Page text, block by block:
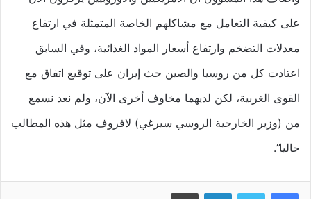
على كيفية التعامل مع مشاكلهم الخاصة المتمثلة في ارتفاع
معدلات التضخم وارتفاع أسعار المواد الغذائية، وفي السابق
اعتادت كل من روسيا والصين حث إيران على توقيع اتفاق مع
القوى الغربية، لكن لديهما مخاوف أخرى الآن، ولم نعد نسمع
من (وزير الخارجية الروسي سيرغي) لافروف مثل هذه المطالب
حاليا”.
فيسبوك تويتر لينكدإن طباعة